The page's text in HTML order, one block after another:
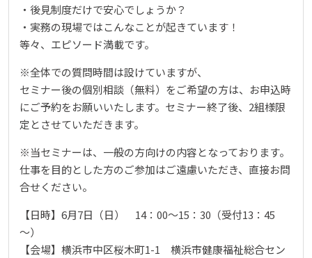
・後見制度だけで安心でしょうか？
・実務の現場ではこんなことが起きています！
等々、エピソード満載です。
※全体での質問時間は設けていますが、
セミナー後の個別相談（無料）をご希望の方は、お申込時
にご予約をお願いいたします。セミナー終了後、2組様限
定とさせていただきます。
※当セミナーは、一般の方向けの内容となっております。
仕事を目的とした方のご参加はご遠慮いただき、直接お問
合せください。
【日時】6月7日（日） 14：00～15：30（受付13：45
～）
【会場】横浜市中区桜木町1-1 横浜市健康福祉総合セン